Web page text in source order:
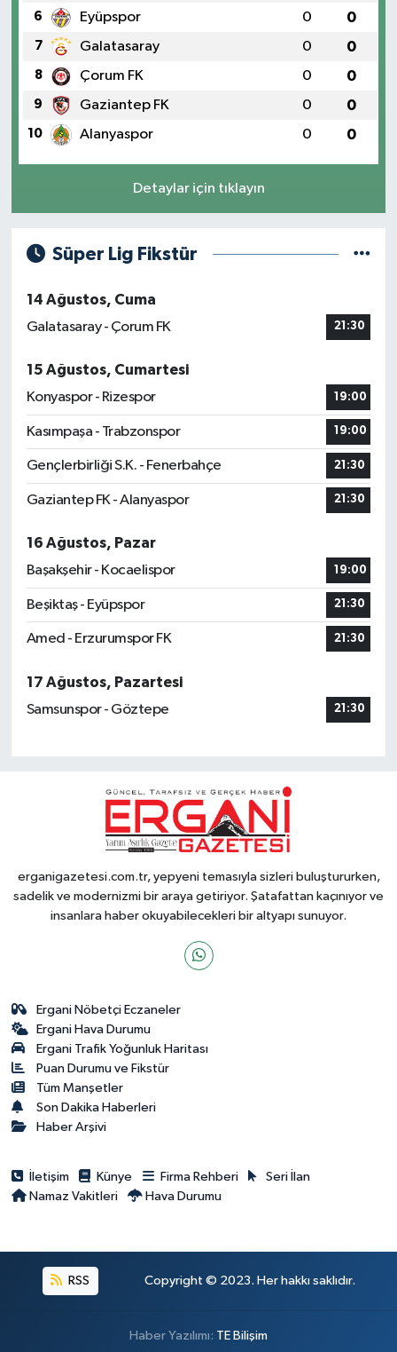
6 Eyüpspor 0 0
7 Galatasaray 0 0
8 Çorum FK 0 0
9 Gaziantep FK 0 0
10 Alanyaspor 0 0
Detaylar için tıklayın
Süper Lig Fikstür
14 Ağustos, Cuma
Galatasaray - Çorum FK
21:30
15 Ağustos, Cumartesi
Konyaspor - Rizespor
19:00
Kasımpaşa - Trabzonspor 19:00
Gençlerbirliği S.K. - Fenerbahçe 21:30
Gaziantep FK - Alanyaspor 21:30
16 Ağustos, Pazar
Başakşehir - Kocaelispor
19:00
Beşiktaş - Eyüpspor 21:30
Amed - Erzurumspor FK 21:30
17 Ağustos, Pazartesi
Samsunspor - Göztepe
21:30
erganigazetesi.com.tr, yepyeni temasıyla sizleri buluştururken,
sadelik ve modernizmi bir araya getiriyor. Şatafattan kaçınıyor ve
insanlara haber okuyabilecekleri bir altyapı sunuyor.
Ergani Nöbetçi Eczaneler
Ergani Hava Durumu
Ergani Trafik Yoğunluk Haritası
Puan Durumu ve Fikstür
Tüm Manşetler
Son Dakika Haberleri
Haber Arşivi
İletişim Künye Firma Rehberi
Seri İlan
Namaz Vakitleri
Hava Durumu
RSS Copyright © 2023. Her hakkı saklıdır.
Haber Yazılımı: TE Bilişim